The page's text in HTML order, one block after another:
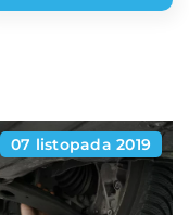
07 listopada 2019